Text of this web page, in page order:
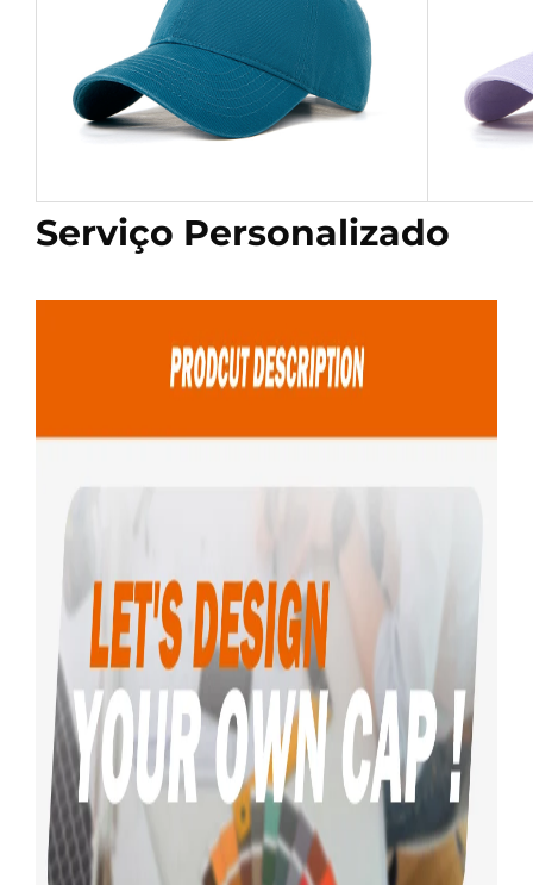
Serviço Personalizado